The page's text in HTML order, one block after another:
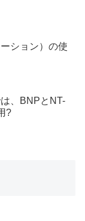
ション）の使
、BNPとNT-
?